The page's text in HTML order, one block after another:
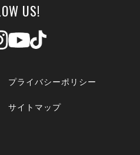
US!
プライバシーポリシー
サイトマップ